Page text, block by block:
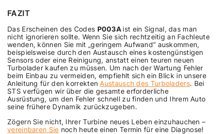
FAZIT
Das Erscheinen des Codes P003A ist ein Signal, das man
nicht ignorieren sollte. Wenn Sie sich rechtzeitig an Fachleute
wenden, können Sie mit „geringem Aufwand“ auskommen,
beispielsweise durch den Austausch eines kostengünstigen
Sensors oder eine Reinigung, anstatt einen teuren neuen
Turbolader kaufen zu müssen. Um nach der Wartung Fehler
beim Einbau zu vermeiden, empfiehlt sich ein Blick in unsere
Anleitung für den korrekten Austausch des Turboladers. Bei
STS verfügen wir über die gesamte erforderliche
Ausrüstung, um den Fehler schnell zu finden und Ihrem Auto
seine frühere Dynamik zurückzugeben.
Zögern Sie nicht, Ihrer Turbine neues Leben einzuhauchen –
vereinbaren Sie noch heute einen Termin für eine Diagnose!